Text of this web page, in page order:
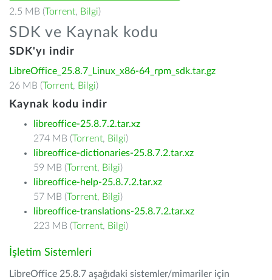
2.5 MB (Torrent, Bilgi)
SDK ve Kaynak kodu
SDK'yı indir
LibreOffice_25.8.7_Linux_x86-64_rpm_sdk.tar.gz
26 MB (Torrent, Bilgi)
Kaynak kodu indir
libreoffice-25.8.7.2.tar.xz
274 MB (Torrent, Bilgi)
libreoffice-dictionaries-25.8.7.2.tar.xz
59 MB (Torrent, Bilgi)
libreoffice-help-25.8.7.2.tar.xz
57 MB (Torrent, Bilgi)
libreoffice-translations-25.8.7.2.tar.xz
223 MB (Torrent, Bilgi)
İşletim Sistemleri
LibreOffice 25.8.7 aşağıdaki sistemler/mimariler için